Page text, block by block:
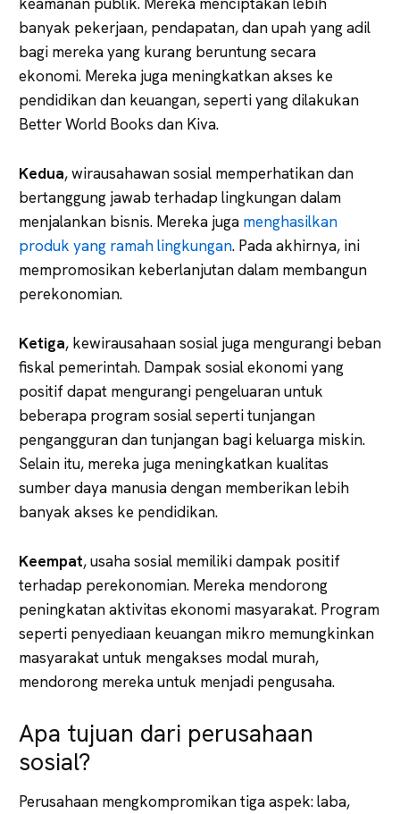
banyak pekerjaan, pendapatan, dan upah yang adil
bagi mereka yang kurang beruntung secara
ekonomi. Mereka juga meningkatkan akses ke
pendidikan dan keuangan, seperti yang dilakukan
Better World Books dan Kiva.
Kedua, wirausahawan sosial memperhatikan dan
bertanggung jawab terhadap lingkungan dalam
menjalankan bisnis. Mereka juga menghasilkan
produk yang ramah lingkungan. Pada akhirnya, ini
mempromosikan keberlanjutan dalam membangun
perekonomian.
Ketiga, kewirausahaan sosial juga mengurangi beban
fiskal pemerintah. Dampak sosial ekonomi yang
positif dapat mengurangi pengeluaran untuk
beberapa program sosial seperti tunjangan
pengangguran dan tunjangan bagi keluarga miskin.
Selain itu, mereka juga meningkatkan kualitas
sumber daya manusia dengan memberikan lebih
banyak akses ke pendidikan.
Keempat, usaha sosial memiliki dampak positif
terhadap perekonomian. Mereka mendorong
peningkatan aktivitas ekonomi masyarakat. Program
seperti penyediaan keuangan mikro memungkinkan
masyarakat untuk mengakses modal murah,
mendorong mereka untuk menjadi pengusaha.
Apa tujuan dari perusahaan
sosial?
Perusahaan mengkompromikan tiga aspek: laba,